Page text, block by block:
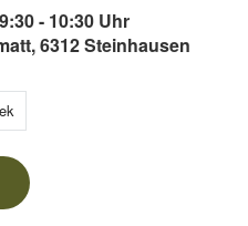
- 10:30 Uhr
6312 Steinhausen
(External Link)